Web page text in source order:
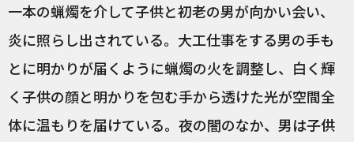
一本の蝋燭を介して子供と初老の男が向かい会い、
炎に照らし出されている。大工仕事をする男の手も
とに明かりが届くように蝋燭の火を調整し、白く輝
く子供の顔と明かりを包む手から透けた光が空間全
体に温もりを届けている。夜の闇のなか、男は子供